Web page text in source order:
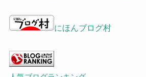
にほんブログ村